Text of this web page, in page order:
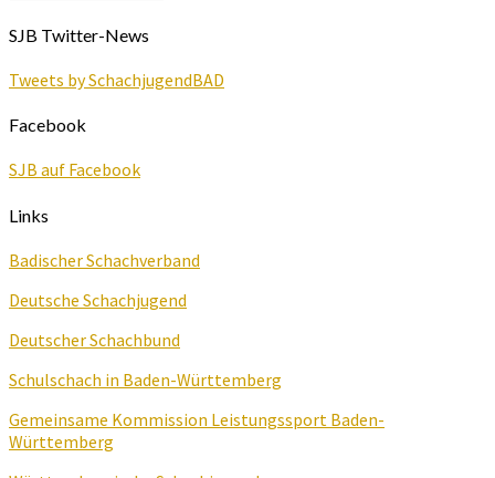
SJB Twitter-News
Tweets by SchachjugendBAD
Facebook
SJB auf Facebook
Links
Badischer Schachverband
Deutsche Schachjugend
Deutscher Schachbund
Schulschach in Baden-Württemberg
Gemeinsame Kommission Leistungssport Baden-
Württemberg